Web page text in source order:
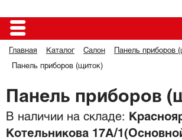
Главная Каталог Салон Панель приборов
Панель приборов (щиток)
Панель приборов
В наличии на складе:
Котельникова 17А/